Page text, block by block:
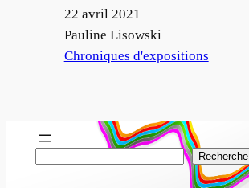
Date
22 avril 2021
Auteur
Pauline Lisowski
Par rapport à
Chroniques d'expositions
Recherche